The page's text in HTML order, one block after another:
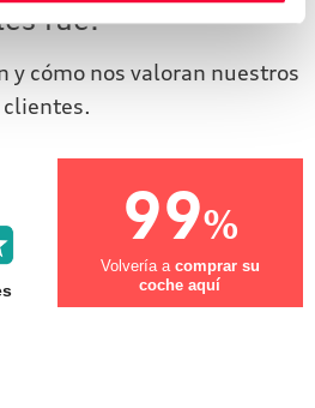
fue.
y cómo nos valoran nuestros
clientes.
99%
Volvería a comprar su
coche aquí